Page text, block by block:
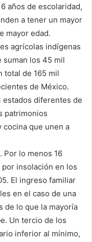
años de escolaridad,
a tener un mayor
mayor edad.
agrícolas indígenas
suman los 45 mil
total de 165 mil
de México.
estados diferentes de
patrimonios
cocina que unen a
Por lo menos 16
insolación en los
El ingreso familiar
en el caso de una
de lo que la mayoría
Un tercio de los
inferior al mínimo,